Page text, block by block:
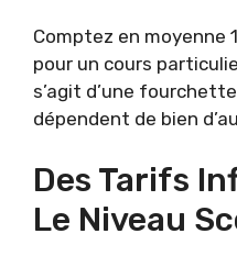
Comptez en moyenne
pour un cours
s’agit d’une
dépendent de bien
Des Tarifs
Le Niveau